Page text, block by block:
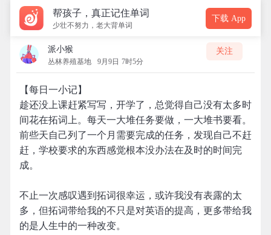
帮孩子，真正记住单词
少壮不努力，老大背单词
下载 App
派小猴
丛林养殖基地 9月9日 7时5分
关注
【每日一小记】
趁还没上课赶紧写写，开学了，总觉得自己没有太多时
间花在拓词上。每天一大堆任务要做，一大堆书要看。
前些天自己列了一个月需要完成的任务，发现自己不赶
赶，学校要求的东西感觉根本没办法在及时的时间完
成。
不止一次感叹遇到拓词很幸运，或许我没有表露的太
多，但拓词带给我的不只是对英语的提高，更多带给我
的是人生中的一种改变。